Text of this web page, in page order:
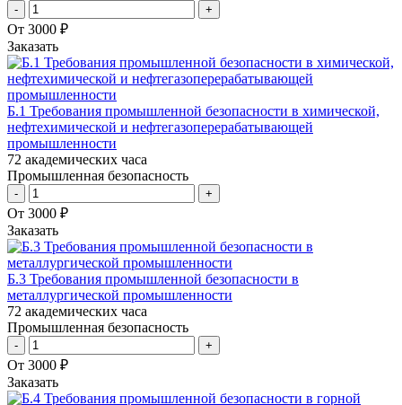
- +
От 3000 ₽
Заказать
Б.1 Требования промышленной безопасности в химической,
нефтехимической и нефтегазоперерабатывающей
промышленности
72 академических часа
Промышленная безопасность
- +
От 3000 ₽
Заказать
Б.3 Требования промышленной безопасности в
металлургической промышленности
72 академических часа
Промышленная безопасность
- +
От 3000 ₽
Заказать